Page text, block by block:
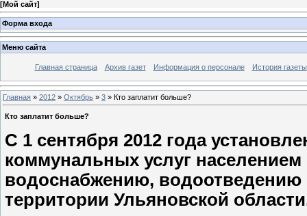
[Мой сайт]
Форма входа
Меню сайта
Главная страница Архив газет Информация о персонале История газеты
Главная » 2012 » Октябрь » 3 » Кто заплатит больше?
Кто заплатит больше?
С 1 сентября 2012 года
коммунальных услуг
водоснабжению, водоотведению
территории Ульяновской